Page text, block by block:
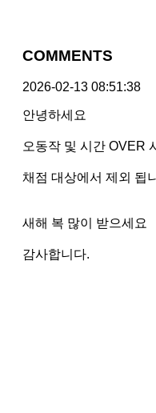
COMMENTS
2026-02-13 08:51:38
안녕하세요
오동작 및 시간 OVER
채점 대상에서 제외 됩
새해 복 많이 받으세요
감사합니다.